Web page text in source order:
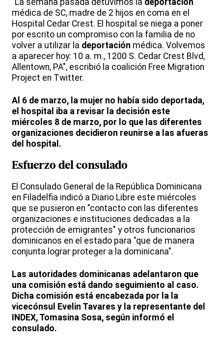
médica de SC, madre de 2 hijos en coma en el
Hospital Cedar Crest. El hospital se niega a poner
por escrito un compromiso con la familia de no
volver a utilizar la deportación médica. Volvemos
a aparecer hoy: 10 a. m., 1200 S. Cedar Crest Blvd,
Allentown, PA", escribió la coalición Free Migration
Project en Twitter.
Al 6 de marzo, la mujer no había sido deportada,
el hospital iba a revisar la decisión este
miércoles 8 de marzo, por lo que las diferentes
organizaciones decidieron reunirse a las afueras
del hospital.
Esfuerzo del consulado
El Consulado General de la República Dominicana
en Filadelfia indicó a Diario Libre este miércoles
que se pusieron en "contacto con las diferentes
organizaciones e instituciones dedicadas a la
protección de emigrantes" y otros funcionarios
dominicanos en el estado para "que de manera
conjunta lograr proteger a la dominicana".
Las autoridades dominicanas adelantaron que
una comisión está dando seguimiento al caso.
Dicha comisión está encabezada por la la
vicecónsul Evelin Tavares y la representante del
INDEX, Tomasina Sosa, según informó el
consulado.